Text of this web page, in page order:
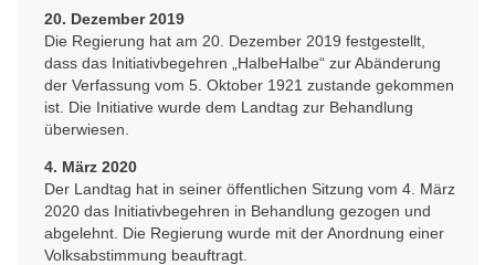
20. Dezember 2019
Die Regierung hat am 20. Dezember 2019 festgestellt,
dass das Initiativbegehren „HalbeHalbe“ zur Abänderung
der Verfassung vom 5. Oktober 1921 zustande gekommen
ist. Die Initiative wurde dem Landtag zur Behandlung
überwiesen.
4. März 2020
Der Landtag hat in seiner öffentlichen Sitzung vom 4. März
2020 das Initiativbegehren in Behandlung gezogen und
abgelehnt. Die Regierung wurde mit der Anordnung einer
Volksabstimmung beauftragt.